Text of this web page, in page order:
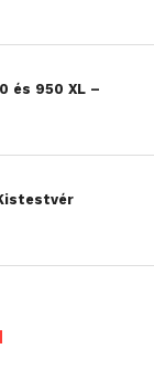
és 950 XL –